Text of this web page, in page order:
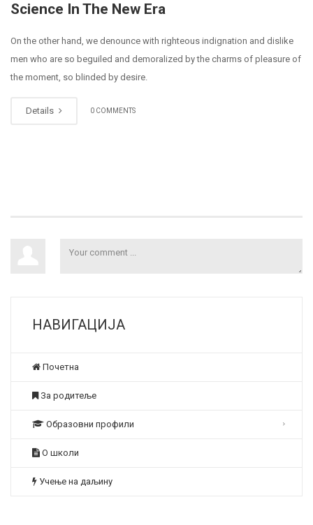
Science In The New Era
On the other hand, we denounce with righteous indignation and dislike
men who are so beguiled and demoralized by the charms of pleasure of
the moment, so blinded by desire.
Details 0 COMMENTS
НАВИГАЦИЈА
Почетна
За родитеље
Образовни профили
О школи
Учење на даљину